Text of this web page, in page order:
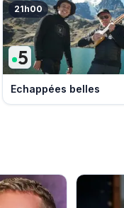
21h00
Echappées belles